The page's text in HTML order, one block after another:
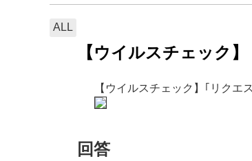
ALL
【ウイルスチェック
【ウイルスチェック】｢リク
回答